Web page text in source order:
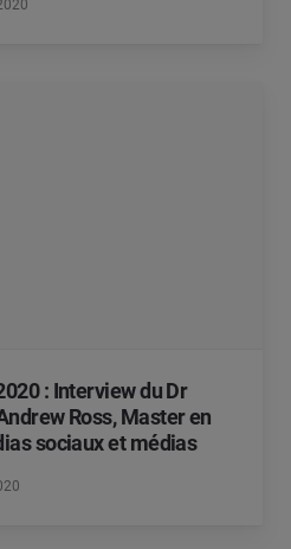
: Interview du Dr
Ross, Master en
sociaux et médias